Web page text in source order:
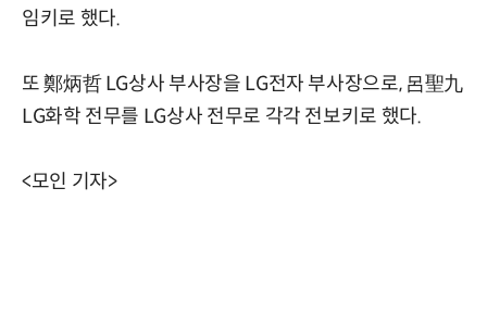
임키로 했다.
또 鄭炳哲 LG상사 부사장을 LG전자 부사장으로, 呂聖九
LG화학 전무를 LG상사 전무로 각각 전보키로 했다.
<모인 기자>